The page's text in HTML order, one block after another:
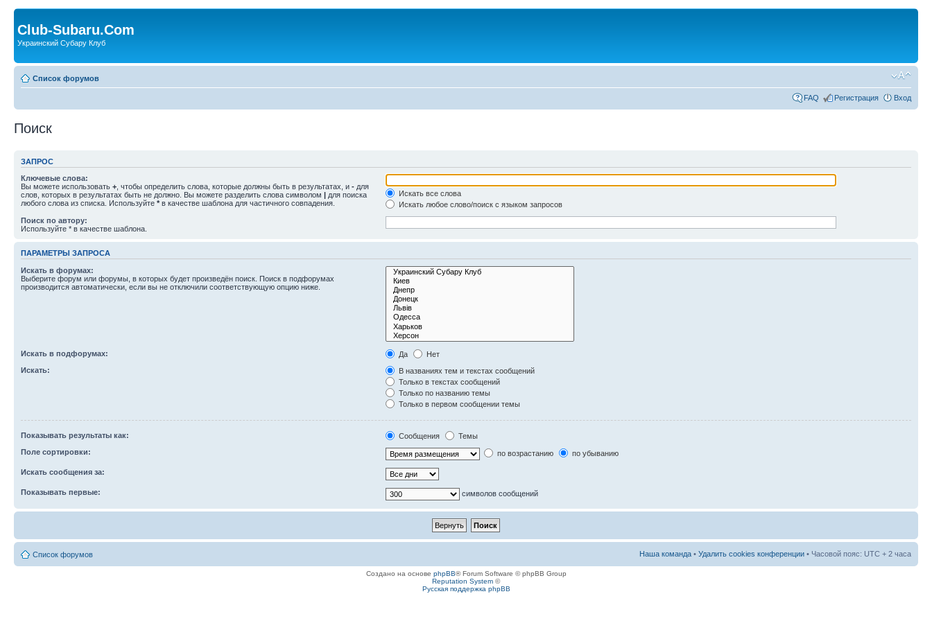
Club-Subaru.Com
Украинский Субару Клуб
Список форумов
FAQ Регистрация Вход
Поиск
ЗАПРОС
Ключевые слова:
Вы можете использовать + , чтобы определить слова, которые должны быть в результатах, и - для
слов, которых в результатах быть не должно. Вы можете разделить слова символом | для поиска
любого слова из списка. Используйте * в качестве шаблона для частичного совпадения.
Искать все слова
Искать любое слово/поиск с языком запросов
Поиск по автору:
Используйте * в качестве шаблона.
ПАРАМЕТРЫ ЗАПРОСА
Искать в форумах:
Выберите форум или форумы, в которых будет произведён поиск. Поиск в подфорумах
производится автоматически, если вы не отключили соответствующую опцию ниже.
Искать в подфорумах: Да
Нет
Искать:
В названиях тем и текстах сообщений
Только в текстах сообщений
Только по названию темы
Только в первом сообщении темы
Показывать результаты как: Сообщения
Темы
Поле сортировки:
по возрастанию по убыванию
Искать сообщения за:
Показывать первые: символов сообщений
Список форумов Наша команда • Удалить cookies конференции • Часовой пояс: UTC + 2 часа
Создано на основе phpBB® Forum Software © phpBB Group
Reputation System ©
Русская поддержка phpBB